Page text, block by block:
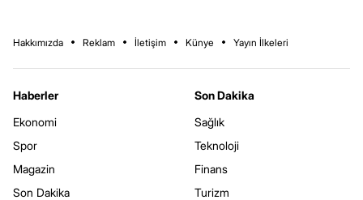
Hakkımızda Reklam İletişim Künye Yayın İlkeleri
Haberler
Ekonomi
Spor
Magazin
Son Dakika
Son Dakika
Sağlık
Teknoloji
Finans
Turizm